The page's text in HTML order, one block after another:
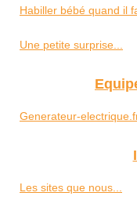
Habiller bébé quand il
Une petite surprise...
Generateur-electrique.fr
Les sites que nous...